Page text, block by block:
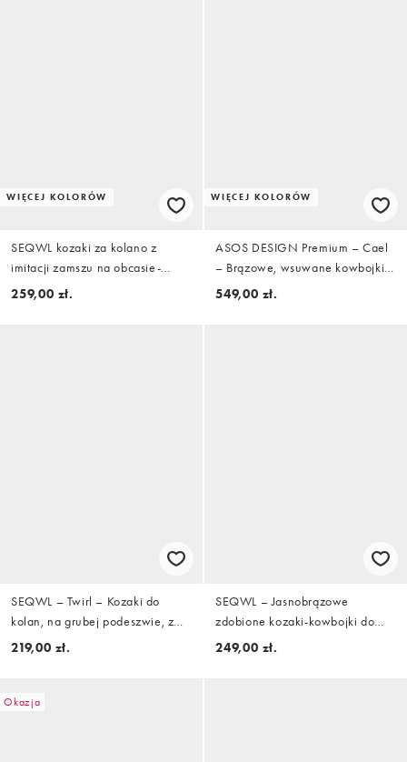
WIĘCEJ KOLORÓW
SEQWL kozaki za kolano z
imitacji zamszu na obcasie-
kaczuszce w kolorze
259,00 zł.
WIĘCEJ KOLORÓW
ASOS DESIGN Premium – Cael
– Brązowe, wsuwane kowbojki z
przyciemnianej skóry
549,00 zł.
SEQWL – Twirl – Kozaki do
kolan, na grubej podeszwie, z
imitacji zamszu w kolorze
219,00 zł.
SEQWL – Jasnobrązowe
zdobione kozaki-kowbojki do
kolan
249,00 zł.
Okazja